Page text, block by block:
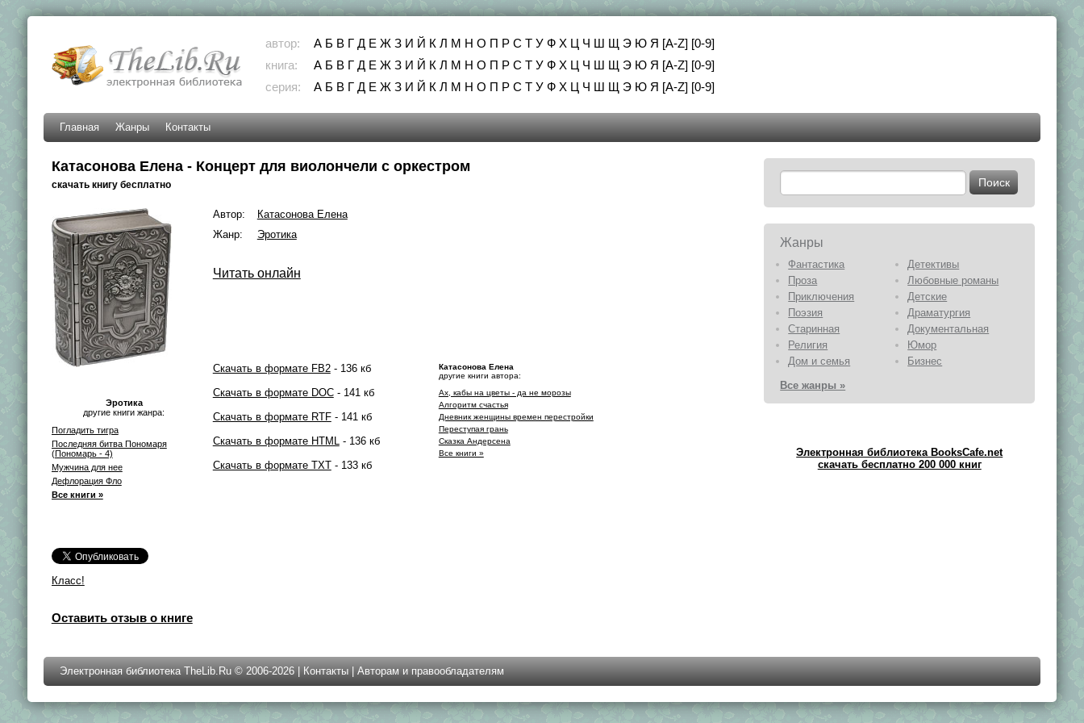
автор: А Б В Г Д Е Ж З И Й К Л М Н О П Р С Т У Ф Х Ц Ч Ш Щ Э Ю Я [A-Z] [0-9]
книга:
А Б В Г Д Е Ж З И Й К Л М Н О П Р С Т У Ф Х Ц Ч Ш Щ Э Ю Я [A-Z] [0-9]
серия:
А Б В Г Д Е Ж З И Й К Л М Н О П Р С Т У Ф Х Ц Ч Ш Щ Э Ю Я [A-Z] [0-9]
Главная Жанры Контакты
Катасонова Елена - Концерт для виолончели с оркестром
скачать книгу бесплатно
Эротика
другие книги жанра:
Погладить тигра
Последняя битва Пономаря
(Пономарь - 4)
Мужчина для нее
Дефлорация Фло
Все книги »
Класс!
Автор:
Катасонова Елена
Жанр:
Эротика
Читать онлайн
Скачать в формате FB2- 136 кб
Скачать в формате DOC- 141 кб
Скачать в формате RTF- 141 кб
Скачать в формате HTML- 136 кб
Скачать в формате TXT- 133 кб
Катасонова Елена
другие книги автора:
Ах, кабы на цветы - да не морозы
Алгоритм счастья
Дневник женщины времен перестройки
Переступая грань
Сказка Андерсена
Все книги »
Оставить отзыв о книге
Жанры
Фантастика
Детективы
Проза
Любовные романы
Приключения
Детские
Поэзия
Драматургия
Старинная
Документальная
Религия
Юмор
Дом и семья
Бизнес
Все жанры »
Электронная библиотека BooksCafe.net
скачать бесплатно 200 000 книг
Электронная библиотека TheLib.Ru © 2006-2026 | Контакты| Авторам и правообладателям